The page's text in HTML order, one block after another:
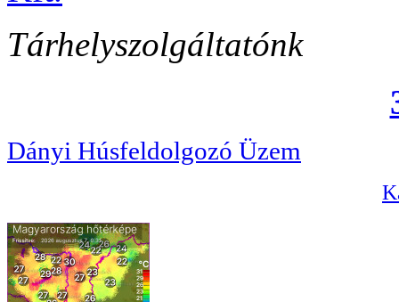
Tárhelyszolgáltatónk
Dányi Húsfeldolgozó Üzem